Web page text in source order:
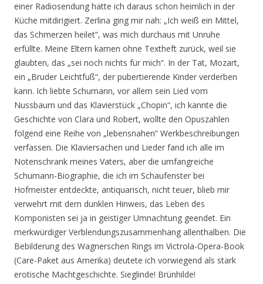
einer Radiosendung hatte ich daraus schon heimlich in der
Küche mitdirigiert. Zerlina ging mir nah: „Ich weiß ein Mittel,
das Schmerzen heilet“, was mich durchaus mit Unruhe
erfüllte. Meine Eltern kamen ohne Textheft zurück, weil sie
glaubten, das „sei noch nichts für mich“. In der Tat, Mozart,
ein „Bruder Leichtfuß“, der pubertierende Kinder verderben
kann. Ich liebte Schumann, vor allem sein Lied vom
Nussbaum und das Klavierstück „Chopin“, ich kannte die
Geschichte von Clara und Robert, wollte den Opuszahlen
folgend eine Reihe von „lebensnahen“ Werkbeschreibungen
verfassen. Die Klaviersachen und Lieder fand ich alle im
Notenschrank meines Vaters, aber die umfangreiche
Schumann-Biographie, die ich im Schaufenster bei
Hofmeister entdeckte, antiquarisch, nicht teuer, blieb mir
verwehrt mit dem dunklen Hinweis, das Leben des
Komponisten sei ja in geistiger Umnachtung geendet. Ein
merkwürdiger Verblendungszusammenhang allenthalben. Die
Bebilderung des Wagnerschen Rings im Victrola-Opera-Book
(Care-Paket aus Amerika) deutete ich vorwiegend als stark
erotische Machtgeschichte. Sieglinde! Brünhilde!